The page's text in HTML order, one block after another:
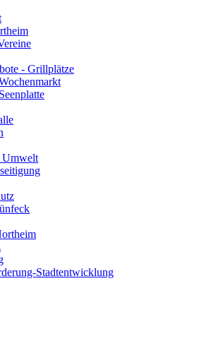
- Grillplätze
Umwelt
Stadtentwicklung